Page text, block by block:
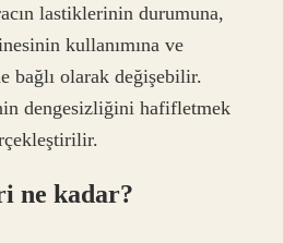
lastiklerinin durumuna,
kullanımına ve
bağlı olarak değişebilir.
dengesizliğini hafifletmek
ne kadar?